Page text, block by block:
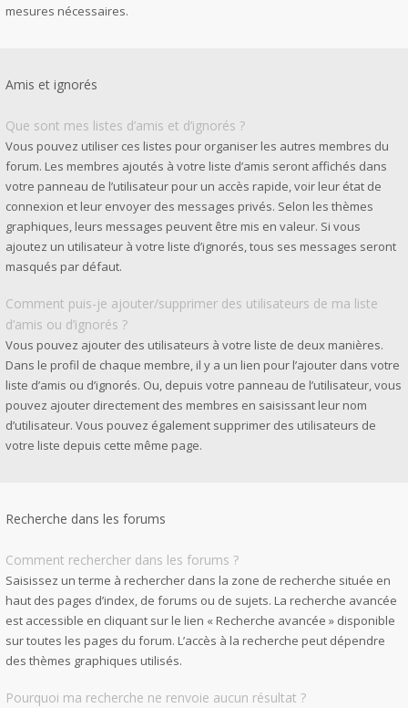
mesures nécessaires.
Amis et ignorés
Que sont mes listes d’amis et d’ignorés ?
Vous pouvez utiliser ces listes pour organiser les autres membres du
forum. Les membres ajoutés à votre liste d’amis seront affichés dans
votre panneau de l’utilisateur pour un accès rapide, voir leur état de
connexion et leur envoyer des messages privés. Selon les thèmes
graphiques, leurs messages peuvent être mis en valeur. Si vous
ajoutez un utilisateur à votre liste d’ignorés, tous ses messages seront
masqués par défaut.
Comment puis-je ajouter/supprimer des utilisateurs de ma liste
d’amis ou d’ignorés ?
Vous pouvez ajouter des utilisateurs à votre liste de deux manières.
Dans le profil de chaque membre, il y a un lien pour l’ajouter dans votre
liste d’amis ou d’ignorés. Ou, depuis votre panneau de l’utilisateur, vous
pouvez ajouter directement des membres en saisissant leur nom
d’utilisateur. Vous pouvez également supprimer des utilisateurs de
votre liste depuis cette même page.
Recherche dans les forums
Comment rechercher dans les forums ?
Saisissez un terme à rechercher dans la zone de recherche située en
haut des pages d’index, de forums ou de sujets. La recherche avancée
est accessible en cliquant sur le lien « Recherche avancée » disponible
sur toutes les pages du forum. L’accès à la recherche peut dépendre
des thèmes graphiques utilisés.
Pourquoi ma recherche ne renvoie aucun résultat ?